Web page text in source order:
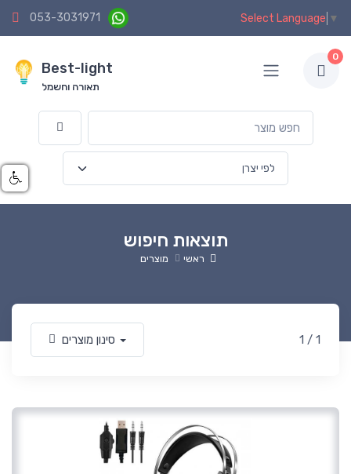
053-3031971 Select Language ▼
Best-light
תאורה וחשמל
0
תוצאות חיפוש
ראשי מוצרים
סינון מוצרים 1 / 1